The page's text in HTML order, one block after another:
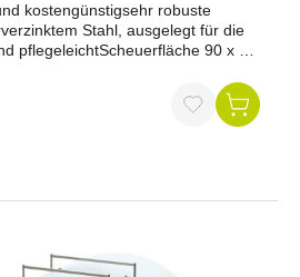
kostengünstigsehr robuste
Stahl, ausgelegt für die
pflegeleichtScheuerfläche 90 x 30
und flexible Montage dank der
für Aufstallung optional
Tierwohl RindermastBreite: